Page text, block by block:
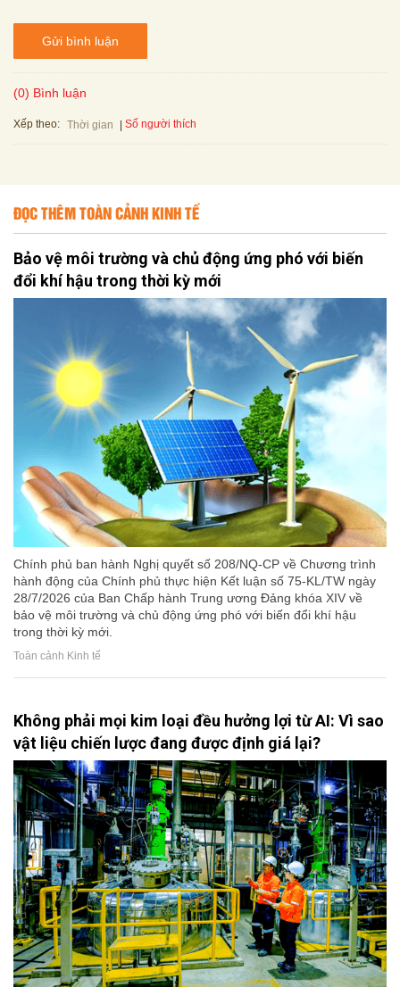
Gửi bình luận
(0) Bình luận
Xếp theo: Thời gian Số người thích
ĐỌC THÊM TOÀN CẢNH KINH TẾ
Bảo vệ môi trường và chủ động ứng phó với biến
đổi khí hậu trong thời kỳ mới
Chính phủ ban hành Nghị quyết số 208/NQ-CP về Chương trình
hành động của Chính phủ thực hiện Kết luận số 75-KL/TW ngày
28/7/2026 của Ban Chấp hành Trung ương Đảng khóa XIV về
bảo vệ môi trường và chủ động ứng phó với biến đổi khí hậu
trong thời kỳ mới.
Toàn cảnh Kinh tế
Không phải mọi kim loại đều hưởng lợi từ AI: Vì sao
vật liệu chiến lược đang được định giá lại?